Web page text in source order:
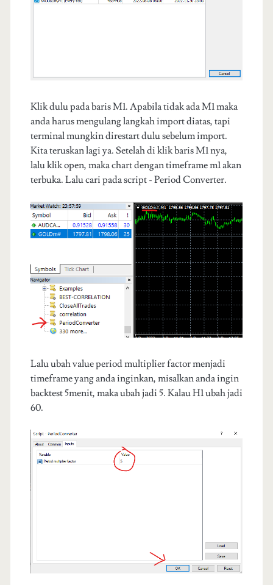
Klik dulu pada baris M1. Apabila tidak ada M1 maka
anda harus mengulang langkah import diatas, tapi
terminal mungkin direstart dulu sebelum import.
Kita teruskan lagi ya. Setelah di klik baris M1 nya,
lalu klik open, maka chart dengan timeframe m1 akan
terbuka. Lalu cari pada script - Period Converter.
Lalu ubah value period multiplier factor menjadi
timeframe yang anda inginkan, misalkan anda ingin
backtest 5menit, maka ubah jadi 5. Kalau H1 ubah jadi
60.